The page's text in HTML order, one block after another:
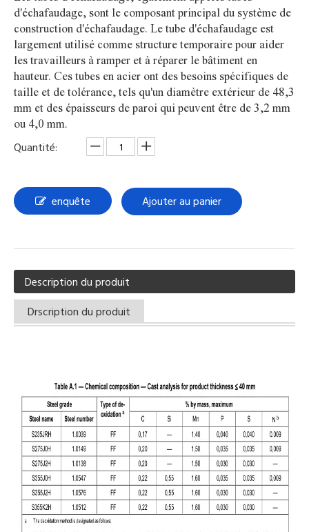
d'échafaudage, sont le composant principal du système de
construction d'échafaudage. Le tube d'échafaudage est
largement utilisé comme structure temporaire pour aider
les travailleurs à ramper et à réparer le bâtiment en
hauteur. Ces tubes en acier ont des besoins spécifiques de
taille et de tolérance, tels qu'un diamètre extérieur de 48,3
mm et des épaisseurs de paroi qui peuvent être de 3,2 mm
ou 4,0 mm.
Quantité:
enquête Ajouter au panier
Description du produit
Drscription du produit